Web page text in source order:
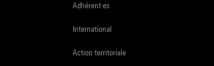
Adhérent·es
International
Action territoriale